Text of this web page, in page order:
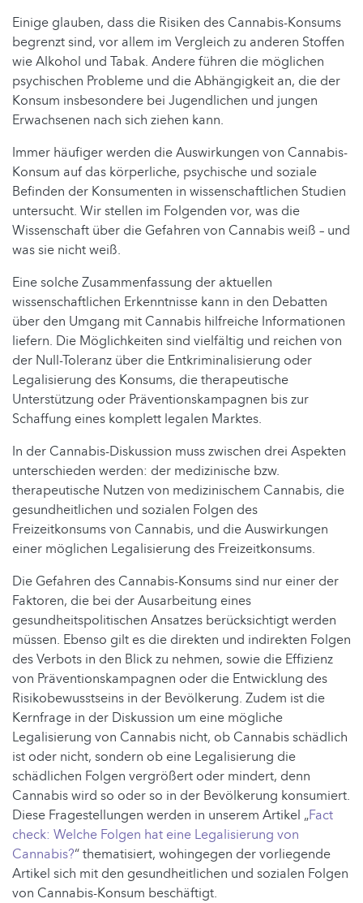
Einige glauben, dass die Risiken des Cannabis-Konsums
begrenzt sind, vor allem im Vergleich zu anderen Stoffen
wie Alkohol und Tabak. Andere führen die möglichen
psychischen Probleme und die Abhängigkeit an, die der
Konsum insbesondere bei Jugendlichen und jungen
Erwachsenen nach sich ziehen kann.
Immer häufiger werden die Auswirkungen von Cannabis-
Konsum auf das körperliche, psychische und soziale
Befinden der Konsumenten in wissenschaftlichen Studien
untersucht. Wir stellen im Folgenden vor, was die
Wissenschaft über die Gefahren von Cannabis weiß – und
was sie nicht weiß.
Eine solche Zusammenfassung der aktuellen
wissenschaftlichen Erkenntnisse kann in den Debatten
über den Umgang mit Cannabis hilfreiche Informationen
liefern. Die Möglichkeiten sind vielfältig und reichen von
der Null-Toleranz über die Entkriminalisierung oder
Legalisierung des Konsums, die therapeutische
Unterstützung oder Präventionskampagnen bis zur
Schaffung eines komplett legalen Marktes.
In der Cannabis-Diskussion muss zwischen drei Aspekten
unterschieden werden: der medizinische bzw.
therapeutische Nutzen von medizinischem Cannabis, die
gesundheitlichen und sozialen Folgen des
Freizeitkonsums von Cannabis, und die Auswirkungen
einer möglichen Legalisierung des Freizeitkonsums.
Die Gefahren des Cannabis-Konsums sind nur einer der
Faktoren, die bei der Ausarbeitung eines
gesundheitspolitischen Ansatzes berücksichtigt werden
müssen. Ebenso gilt es die direkten und indirekten Folgen
des Verbots in den Blick zu nehmen, sowie die Effizienz
von Präventionskampagnen oder die Entwicklung des
Risikobewusstseins in der Bevölkerung. Zudem ist die
Kernfrage in der Diskussion um eine mögliche
Legalisierung von Cannabis nicht, ob Cannabis schädlich
ist oder nicht, sondern ob eine Legalisierung die
schädlichen Folgen vergrößert oder mindert, denn
Cannabis wird so oder so in der Bevölkerung konsumiert.
Diese Fragestellungen werden in unserem Artikel „Fact
check: Welche Folgen hat eine Legalisierung von
Cannabis?“ thematisiert, wohingegen der vorliegende
Artikel sich mit den gesundheitlichen und sozialen Folgen
von Cannabis-Konsum beschäftigt.